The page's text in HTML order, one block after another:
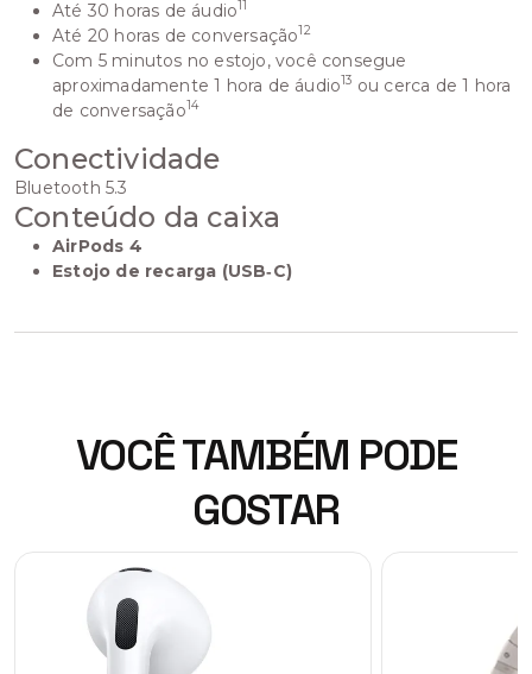
Até 30 horas de áudio11
Até 20 horas de conversação12
Com 5 minutos no estojo, você consegue
aproximadamente 1 hora de áudio13 ou cerca de 1 hora
de conversação14
Conectividade
Bluetooth 5.3
Conteúdo da caixa
AirPods 4
Estojo de recarga (USB‑C)
VOCÊ TAMBÉM PODE
GOSTAR